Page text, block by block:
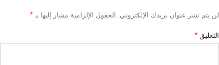
لن يتم نشر عنوان بريدك الإلكتروني. الحقول الإلزامية مشار إليها بـ *
التعليق *